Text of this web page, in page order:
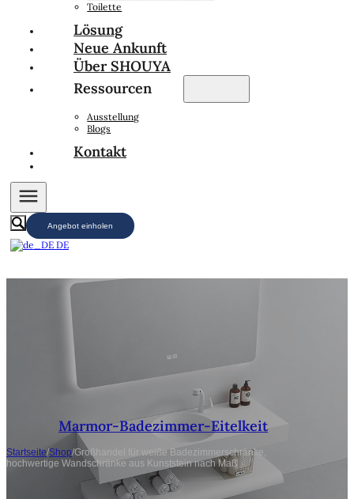
Toilette
Lösung
Neue Ankunft
Über SHOUYA
Ressourcen
Ausstellung
Blogs
Kontakt
Angebot einholen
DE
Marmor-Badezimmer-Eitelkeit
Startseite/Shop/Großhandel für weiße Badezimmerschränke,
hochwertige Wandschränke aus Kunststein nach Maß